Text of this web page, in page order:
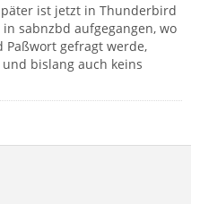
ist jetzt in Thunderbird
sabnzbd aufgegangen, wo
Paßwort gefragt werde,
bislang auch keins